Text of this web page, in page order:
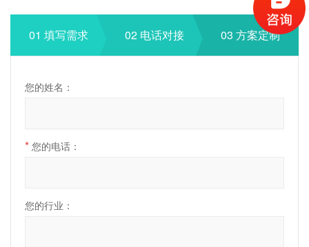
01 填写需求 02 电话对接 03 方案定制
您的姓名：
* 您的电话：
您的行业：